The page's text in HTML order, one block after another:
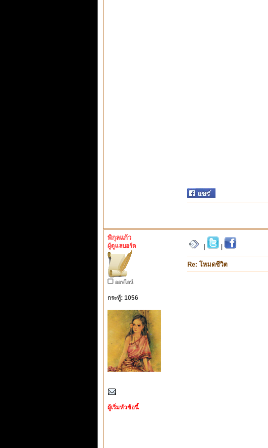
พิกุลแก้ว
ผู้ดูแลบอร์ด
ออฟไลน์
กระทู้: 1056
ผู้เริ่มหัวข้อนี้
Re: โหมดชีวิต